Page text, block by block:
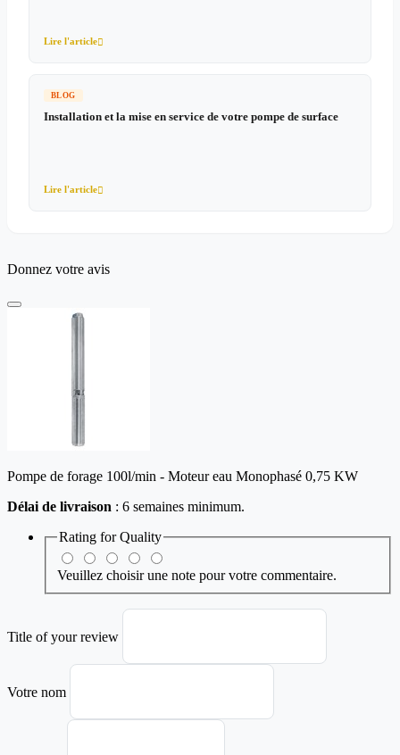
Lire l'article
BLOG
Installation et la mise en service de votre pompe de surface
Lire l'article
Donnez votre avis
Pompe de forage 100l/min - Moteur eau Monophasé 0,75 KW
Délai de livraison : 6 semaines minimum.
Rating forQuality
Veuillez choisir une note pour votre commentaire.
Title of your review
Votre nom